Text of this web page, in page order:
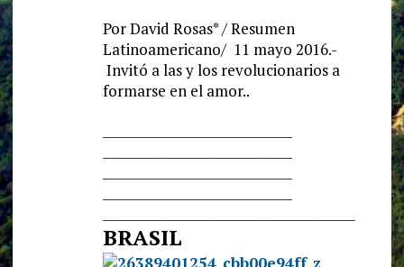
Por David Rosas* / Resumen
Latinoamericano/ 11 mayo 2016.-
Invitó a las y los revolucionarios a
formarse en el amor..
BRASIL